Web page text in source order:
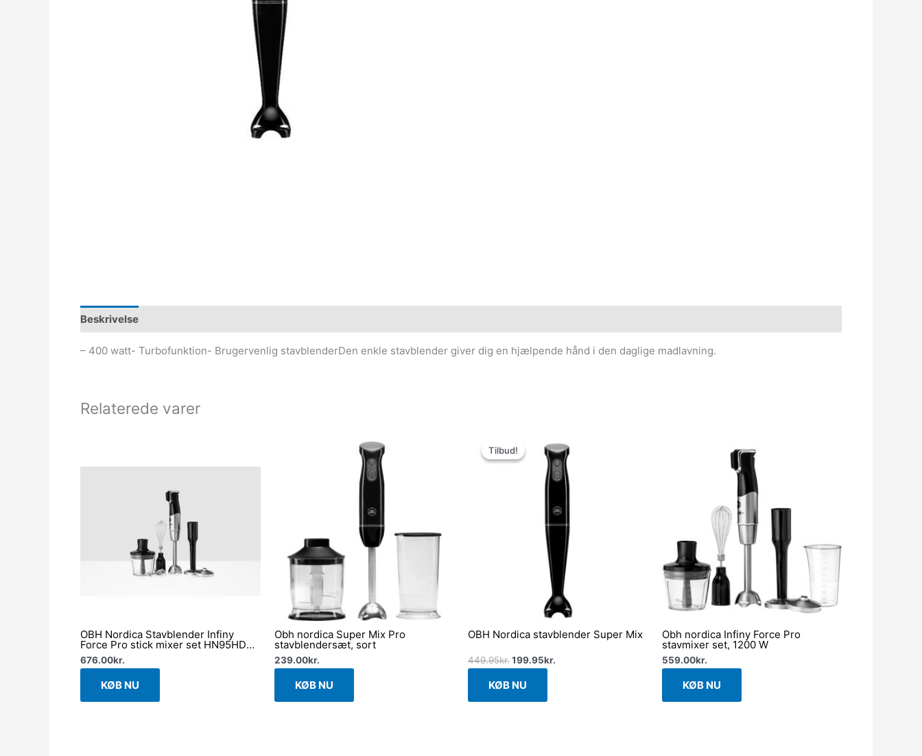
Beskrivelse
– 400 watt- Turbofunktion- Brugervenlig stavblenderDen enkle stavblender giver dig en hjælpende hånd i den daglige madlavning.
Relaterede varer
OBH Nordica Stavblender Infiny
Force Pro stick mixer set HN95HDS0
– 1200 W
676.00kr.
KØB NU
Obh nordica Super Mix Pro
stavblendersæt, sort
239.00kr.
KØB NU
Tilbud!
Tilbud!
OBH Nordica stavblender Super Mix
449.95kr.
oprindelige
pris
449.95kr..
199.95kr.
aktuelle
pris
er:
199.95kr..
KØB NU
Obh nordica Infiny Force Pro
stavmixer set, 1200 W
559.00kr.
KØB NU